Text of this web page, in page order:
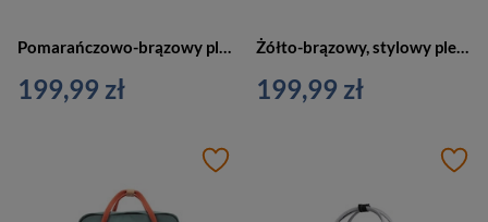
Pomarańczowo-brązowy plecak damski zawieszony na regulowanych szelkach - Himawari
199,99 zł
Żółto-brązowy, stylowy plecak zawieszony na regulowanych szelkach - Himawari
199,99 zł